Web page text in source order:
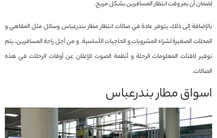
لضمان أن يمر وقت انتظار المسافرين بشكل مريح.
بالإضافة إلى ذلك، يتوفر عادة في صالات انتظار مطار بندرعباس وسائل مثل المقاهي و
المحلات الصغيرة لشراء المشروبات و الحاجيات الأساسية. و من أجل راحة المسافرين، يتم
توفير لافتات المعلومات الرحلة و أنظمة الصوت للإعلان عن أوقات الرحلات في هذه
الصالات.
اسواق مطار بندرعباس